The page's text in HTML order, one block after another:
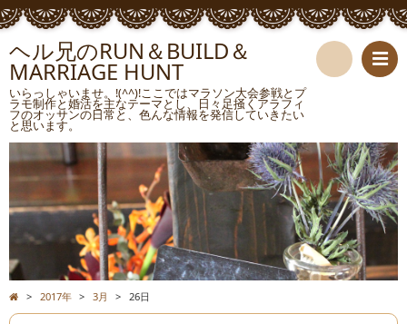
ヘル兄のRUN＆BUILD＆
MARRIAGE HUNT
いらっしゃいませ。!(^^)!ここではマラソン大会参戦とプ
ラモ制作と婚活を主なテーマとし、日々足掻くアラフィ
フのオッサンの日常と、色んな情報を発信していきたい
と思います。
> 2017年 > 3月 > 26日